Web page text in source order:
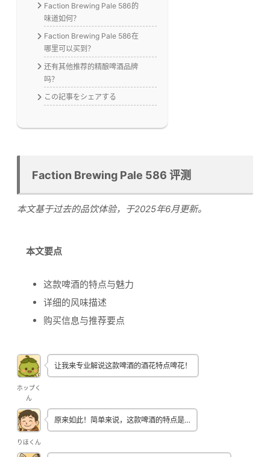
Faction Brewing Pale 586的
味道如何？
Faction Brewing Pale 586在
哪里可以买到？
还有其他推荐的精酿啤酒品牌
吗？
この記事をシェアする
Faction Brewing Pale 586 评测
本文基于过去的品饮体验，于2025年6月更新。
本文要点
这款啤酒的特点与魅力
详细的风味描述
购买信息与推荐要点
ホップく
ん
让我来专业解说这款啤酒的酒花特点啤花！
りほくん
原来如此！简单来说，这款啤酒的特点是…